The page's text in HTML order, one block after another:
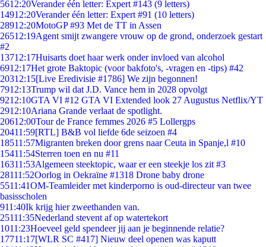
5612:20Verander één letter: Expert #143 (9 letters)
14912:20Verander één letter: Expert #91 (10 letters)
28912:20MotoGP #93 Met de TT in Assen
26512:19Agent smijt zwangere vrouw op de grond, onderzoek gestart
#2
13712:17Huisarts doet haar werk onder invloed van alcohol
6912:17Het grote Baktopic (voor bakfoto's, -vragen en -tips) #42
20312:15[Live Eredivisie #1786] We zijn begonnen!
7912:13Trump wil dat J.D. Vance hem in 2028 opvolgt
9212:10GTA VI #12 GTA VI Extended look 27 Augustus Netflix/YT
2912:10Ariana Grande verlaat de spotlight.
20612:00Tour de France femmes 2026 #5 Lollergps
20411:59[RTL] B&B vol liefde 6de seizoen #4
18511:57Migranten breken door grens naar Ceuta in Spanje,l #10
15411:54Sterren toen en nu #11
16311:53Algemeen steektopic, waar er een steekje los zit #3
28111:52Oorlog in Oekraïne #1318 Drone baby drone
5511:41OM-Teamleider met kinderporno is oud-directeur van twee
basisscholen
911:40Ik krijg hier zweethanden van.
25111:35Nederland stevent af op watertekort
1011:23Hoeveel geld spendeer jij aan je beginnende relatie?
17711:17[WLR SC #417] Nieuw deel openen was kaputt